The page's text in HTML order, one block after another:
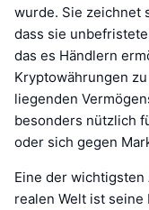
wurde. Sie zeichnet
dass sie
das es Händlern
Kryptowährungen
liegenden
besonders nützlich
oder sich gegen
Eine der wichtigsten
realen Welt ist